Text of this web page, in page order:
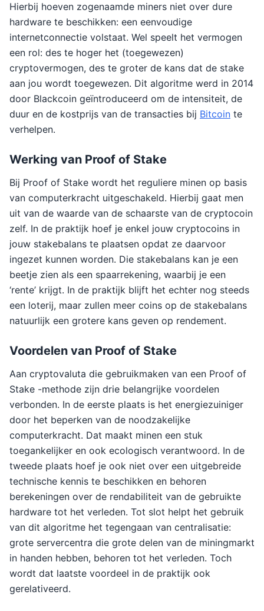
Hierbij hoeven zogenaamde miners niet over dure
hardware te beschikken: een eenvoudige
internetconnectie volstaat. Wel speelt het vermogen
een rol: des te hoger het (toegewezen)
cryptovermogen, des te groter de kans dat de stake
aan jou wordt toegewezen. Dit algoritme werd in 2014
door Blackcoin geïntroduceerd om de intensiteit, de
duur en de kostprijs van de transacties bij Bitcoin te
verhelpen.
Werking van Proof of Stake
Bij Proof of Stake wordt het reguliere minen op basis
van computerkracht uitgeschakeld. Hierbij gaat men
uit van de waarde van de schaarste van de cryptocoin
zelf. In de praktijk hoef je enkel jouw cryptocoins in
jouw stakebalans te plaatsen opdat ze daarvoor
ingezet kunnen worden. Die stakebalans kan je een
beetje zien als een spaarrekening, waarbij je een
‘rente’ krijgt. In de praktijk blijft het echter nog steeds
een loterij, maar zullen meer coins op de stakebalans
natuurlijk een grotere kans geven op rendement.
Voordelen van Proof of Stake
Aan cryptovaluta die gebruikmaken van een Proof of
Stake -methode zijn drie belangrijke voordelen
verbonden. In de eerste plaats is het energiezuiniger
door het beperken van de noodzakelijke
computerkracht. Dat maakt minen een stuk
toegankelijker en ook ecologisch verantwoord. In de
tweede plaats hoef je ook niet over een uitgebreide
technische kennis te beschikken en behoren
berekeningen over de rendabiliteit van de gebruikte
hardware tot het verleden. Tot slot helpt het gebruik
van dit algoritme het tegengaan van centralisatie:
grote servercentra die grote delen van de miningmarkt
in handen hebben, behoren tot het verleden. Toch
wordt dat laatste voordeel in de praktijk ook
gerelativeerd.